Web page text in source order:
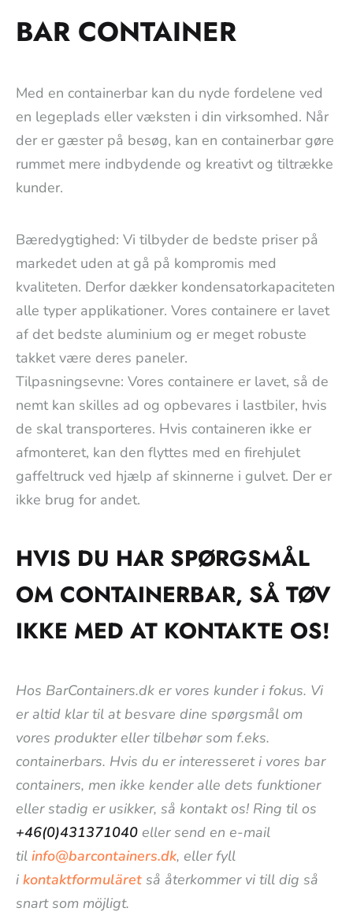
BAR CONTAINER
Med en containerbar kan du nyde fordelene ved
en legeplads eller væksten i din virksomhed. Når
der er gæster på besøg, kan en containerbar gøre
rummet mere indbydende og kreativt og tiltrække
kunder.
Bæredygtighed: Vi tilbyder de bedste priser på
markedet uden at gå på kompromis med
kvaliteten. Derfor dækker kondensatorkapaciteten
alle typer applikationer. Vores containere er lavet
af det bedste aluminium og er meget robuste
takket være deres paneler.
Tilpasningsevne: Vores containere er lavet, så de
nemt kan skilles ad og opbevares i lastbiler, hvis
de skal transporteres. Hvis containeren ikke er
afmonteret, kan den flyttes med en firehjulet
gaffeltruck ved hjælp af skinnerne i gulvet. Der er
ikke brug for andet.
HVIS DU HAR SPØRGSMÅL
OM CONTAINERBAR, SÅ TØV
IKKE MED AT KONTAKTE OS!
Hos BarContainers.dk er vores kunder i fokus. Vi
er altid klar til at besvare dine spørgsmål om
vores produkter eller tilbehør som f.eks.
containerbars. Hvis du er interesseret i vores bar
containers, men ikke kender alle dets funktioner
eller stadig er usikker, så kontakt os! Ring til os
+46(0)431371040 eller send en e-mail
til info@barcontainers.dk, eller fyll
i kontaktformuläret så återkommer vi till dig så
snart som möjligt.